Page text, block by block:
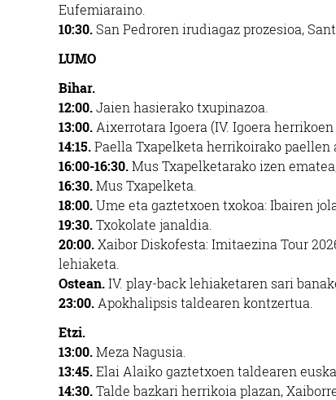
Eufemiaraino.
10:30.San Pedroren irudiagaz prozesioa,
LUMO
Bihar.
12:00.Jaien hasierakotxupinazoa.
13:00. Aixerrotara Igoera (IV. Igoera herrikoen
14:15.Paella Txapelketa herrikoirako paellen
16:00-16:30.Mus Txapelketarako izen
16:30.Mus Txapelketa.
18:00.Ume eta gaztetxoen txokoa: Ibairen
19:30.Txokolate janaldia.
20:00.Xaibor Diskofesta: Imitaezina Tour
lehiaketa.
Ostean.IV. play-back lehiaketaren sari
23:00. Apokhalipsis taldearen kontzertua.
Etzi.
13:00.Meza Nagusia.
13:45.Elai Alaiko gaztetxoen taldearen
14:30.Talde bazkari herrikoia plazan,